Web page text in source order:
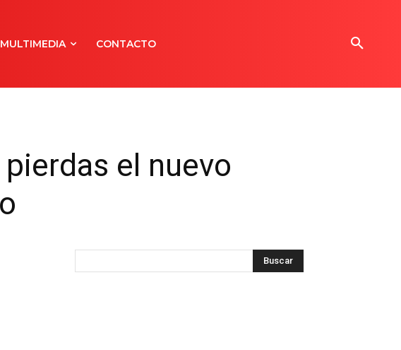
MULTIMEDIA CONTACTO
el nuevo